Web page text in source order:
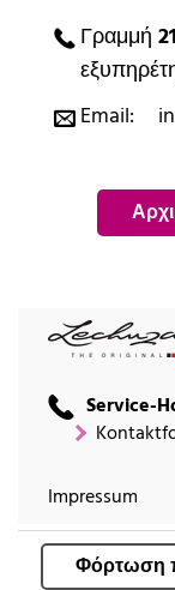
Γραμμή
Email:
Service-
Impressum
Φόρτωση